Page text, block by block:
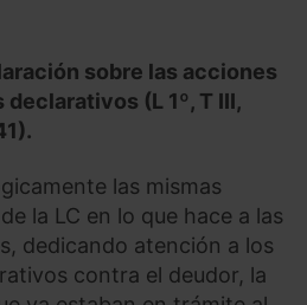
sobre las acciones
(L 1º, T III,
las mismas
la LC en lo que hace a las
dedicando atención a los
contra el deudor, la